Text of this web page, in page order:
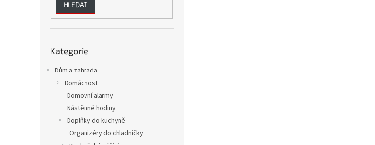
HLEDAT
kategorie
Kategorie
Dům a zahrada
Domácnost
Domovní alarmy
Nástěnné hodiny
Doplňky do kuchyně
Organizéry do chladničky